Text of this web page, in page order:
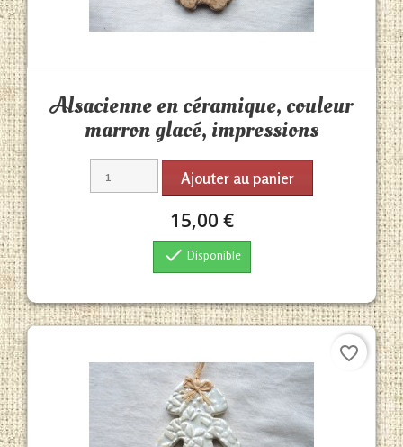
Alsacienne en céramique, couleur
marron glacé, impressions
Ajouter au panier
15,00 €
 Disponible
favorite_border